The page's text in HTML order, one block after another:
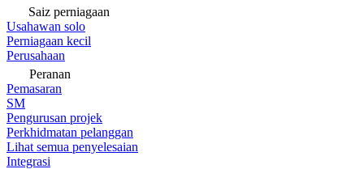
Saiz perniagaan
Usahawan solo
Perniagaan kecil
Perusahaan
Peranan
Pemasaran
SM
Pengurusan projek
Perkhidmatan pelanggan
Lihat semua penyelesaian
Integrasi